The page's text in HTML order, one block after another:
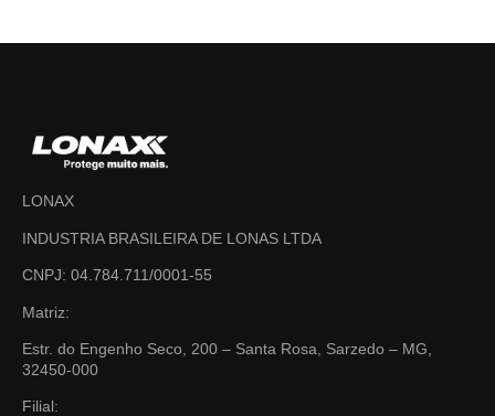
LONAX
INDUSTRIA BRASILEIRA DE LONAS LTDA
CNPJ: 04.784.711/0001-55
Matriz:
Estr. do Engenho Seco, 200 – Santa Rosa, Sarzedo – MG,
32450-000
Filial: